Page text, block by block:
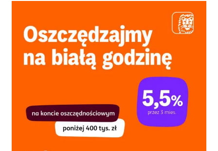
+
8%
KONCIE
OSZCZĘDNOŚCIOWYM!